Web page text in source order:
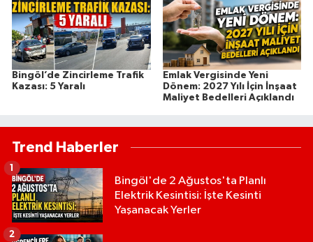
Bingöl’de Zincirleme Trafik
Kazası: 5 Yaralı
Emlak Vergisinde Yeni
Dönem: 2027 Yılı İçin İnşaat
Maliyet Bedelleri Açıklandı
Trend Haberler
Bingöl'de 2 Ağustos'ta Planlı
Elektrik Kesintisi: İşte Kesinti
Yaşanacak Yerler
1
2